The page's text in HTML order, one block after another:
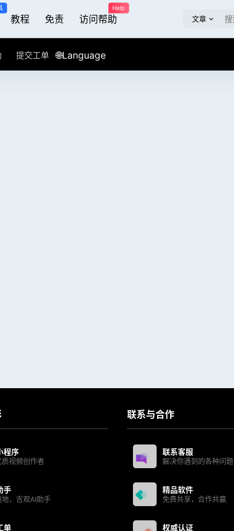
教程 免责 访问帮助
Help
文章
提交工单 🌐Language
程序
质视频创作者
手
地，吉观AI助手
单
联系与合作
联系客服
解决你遇到的各种问题
精品软件
免费共享，合作共赢
权威认证